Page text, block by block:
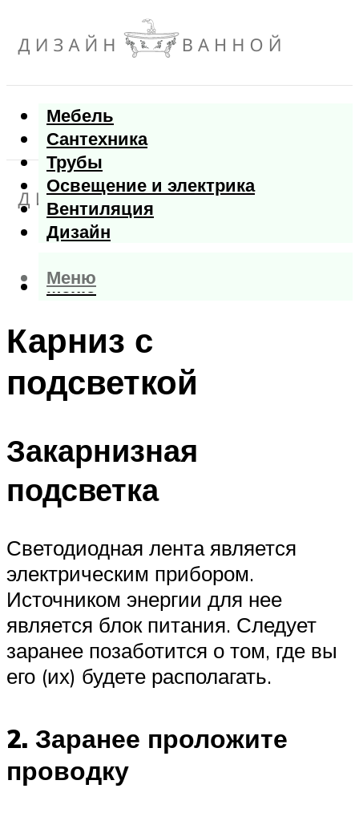
Мебель
Сантехника
Трубы
Освещение и электрика
Вентиляция
Дизайн
Меню
Меню
Карниз с
подсветкой
Закарнизная
подсветка
Светодиодная лента является
электрическим прибором.
Источником энергии для нее
является блок питания. Следует
заранее позаботится о том, где вы
его (их) будете располагать.
2. Заранее проложите
проводку